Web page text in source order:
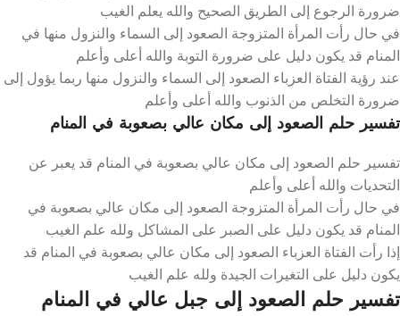
ضرورة الرجوع إلى الطريق الصحيح والله يعلم الغيب
في حال رأت المرأة المتزوجة الصعود إلى السماء والنزول منها في
المنام قد يكون دليل على ضرورة التوبة والله أعلى وأعلم
عند رؤية الفتاة العزباء الصعود إلى السماء والنزول منها ربما يؤول إلى
ضرورة التخلص من الذنوب والله أعلى وأعلم
تفسير حلم الصعود إلى مكان عالي بصعوبة في المنام
تفسير حلم الصعود إلى مكان عالي بصعوبة في المنام قد يعبر عن
التحديات والله أعلى وأعلم
في حال رأت المرأة المتزوجة الصعود إلى مكان عالي بصعوبة في
المنام قد يكون دليل على الصبر على المشاكل ولله علم الغيب
إذا رأت الفتاة العزباء الصعود إلى مكان عالي بصعوبة في المنام قد
يكون دليل على التغيرات الجيدة ولله علم الغيب
تفسير حلم الصعود إلى جبل عالي في المنام